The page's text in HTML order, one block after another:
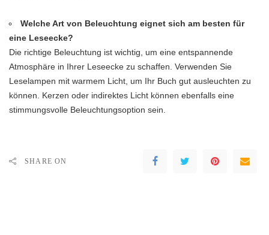
Welche Art von Beleuchtung eignet sich am besten für
eine Leseecke?
Die richtige Beleuchtung ist wichtig, um eine entspannende
Atmosphäre in Ihrer Leseecke zu schaffen. Verwenden Sie
Leselampen mit warmem Licht, um Ihr Buch gut ausleuchten zu
können. Kerzen oder indirektes Licht können ebenfalls eine
stimmungsvolle Beleuchtungsoption sein.
SHARE ON